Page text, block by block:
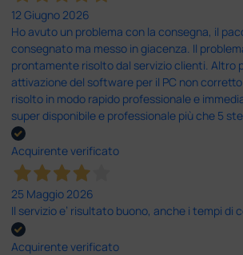
12 Giugno 2026
Ho avuto un problema con la consegna, il
consegnato ma messo in giacenza. Il
prontamente risolto dal servizio clienti. Altro
attivazione del software per il PC non
risolto in modo rapido professionale e
super disponibile e professionale più che 5
Acquirente verificato
25 Maggio 2026
Il servizio e’ risultato buono, anche i tempi di
Acquirente verificato